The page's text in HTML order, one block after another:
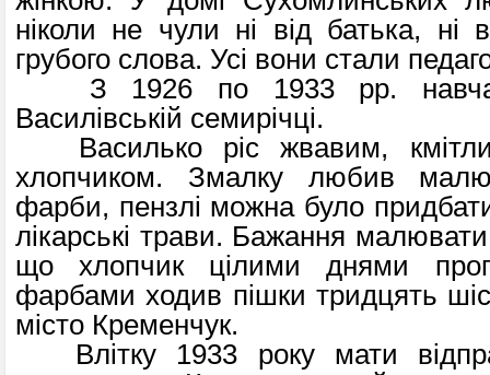
ніколи не чули ні від батька, ні
грубого слова. Усі вони стали
З 1926 по 1933 рр.
Василівській семирічці.
Василько ріс жвавим,
хлопчиком. Змалку любив
фарби, пензлі можна було
лікарські трави. Бажання
що хлопчик цілими днями
фарбами ходив пішки тридцять
місто Кременчук.
Влітку 1933 року мати